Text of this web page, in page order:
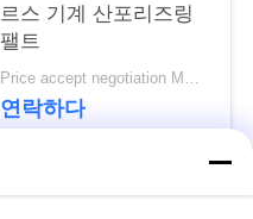
르스 기계 산포리즈링
팰트
Price accept negotiation MOQ:1개 조각
연락하다